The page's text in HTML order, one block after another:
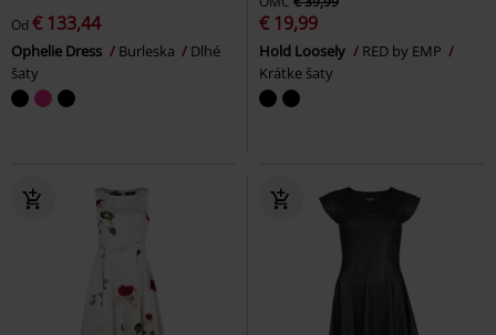
Od € 133,44
Ophelie Dress Burleska
Dlhé
šaty
€ 19,99
Hold Loosely
RED by EMP
Krátke šaty